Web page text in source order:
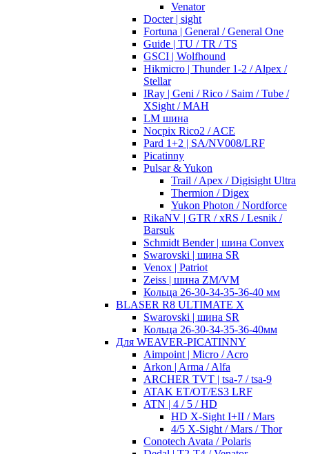
Venator
Docter | sight
Fortuna | General / General One
Guide | TU / TR / TS
GSCI | Wolfhound
Hikmicro | Thunder 1-2 / Alpex /
Stellar
IRay | Geni / Rico / Saim / Tube /
XSight / MAH
LM шина
Nocpix Rico2 / ACE
Pard 1+2 | SA/NV008/LRF
Picatinny
Pulsar & Yukon
Trail / Apex / Digisight Ultra
Thermion / Digex
Yukon Photon / Nordforce
RikaNV | GTR / xRS / Lesnik /
Barsuk
Schmidt Bender | шина Convex
Swarovski | шина SR
Venox | Patriot
Zeiss | шина ZM/VM
Кольца 26-30-34-35-36-40 мм
BLASER R8 ULTIMATE X
Swarovski | шина SR
Кольца 26-30-34-35-36-40мм
Для WEAVER-PICATINNY
Aimpoint | Micro / Acro
Arkon | Arma / Alfa
ARCHER TVT | tsa-7 / tsa-9
ATAK ET/OT/ES3 LRF
ATN | 4 / 5 / HD
HD X-Sight I+II / Mars
4/5 X-Sight / Mars / Thor
Conotech Avata / Polaris